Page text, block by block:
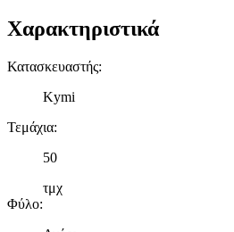
Χαρακτηριστικά
Κατασκευαστής:
Kymi
Τεμάχια:
50
τμχ
Φύλο: